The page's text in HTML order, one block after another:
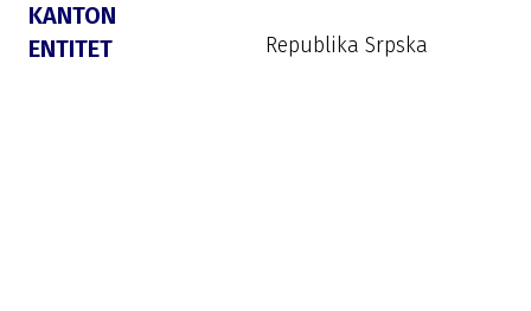
KANTON
ENTITET
Republika Srpska